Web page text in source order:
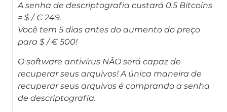
A senha de descriptografia custará 0.5 Bitcoins
= $ / € 249.
Você tem 5 dias antes do aumento do preço
para $ / € 500!
O software antivírus NÃO será capaz de
recuperar seus arquivos! A única maneira de
recuperar seus arquivos é comprando a senha
de descriptografia.